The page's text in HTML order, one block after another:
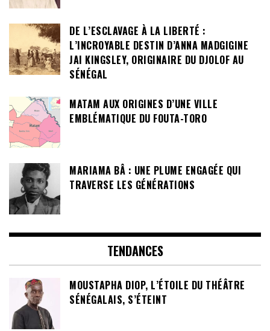
DE L’ESCLAVAGE À LA LIBERTÉ :
L’INCROYABLE DESTIN D’ANNA MADGIGINE
JAI KINGSLEY, ORIGINAIRE DU DJOLOF AU
SÉNÉGAL
MATAM AUX ORIGINES D’UNE VILLE
EMBLÉMATIQUE DU FOUTA-TORO
MARIAMA BÂ : UNE PLUME ENGAGÉE QUI
TRAVERSE LES GÉNÉRATIONS
TENDANCES
MOUSTAPHA DIOP, L’ÉTOILE DU THÉÂTRE
SÉNÉGALAIS, S’ÉTEINT